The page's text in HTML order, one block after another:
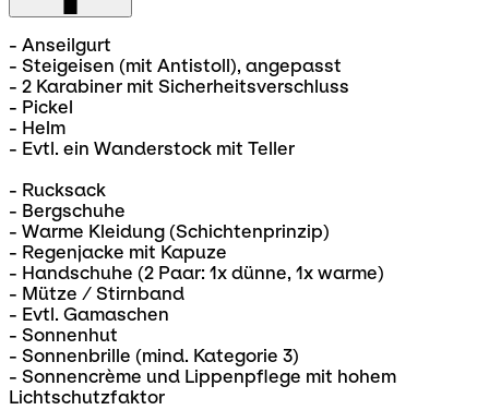
- Anseilgurt
- Steigeisen (mit Antistoll), angepasst
- 2 Karabiner mit Sicherheitsverschluss
- Pickel
- Helm
- Evtl. ein Wanderstock mit Teller
- Rucksack
- Bergschuhe
- Warme Kleidung (Schichtenprinzip)
- Regenjacke mit Kapuze
- Handschuhe (2 Paar: 1x dünne, 1x warme)
- Mütze / Stirnband
- Evtl. Gamaschen
- Sonnenhut
- Sonnenbrille (mind. Kategorie 3)
- Sonnencrème und Lippenpflege mit hohem
Lichtschutzfaktor